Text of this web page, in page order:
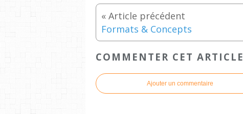
Formats & Concepts
COMMENTER CET ARTICLE
Ajouter un commentaire